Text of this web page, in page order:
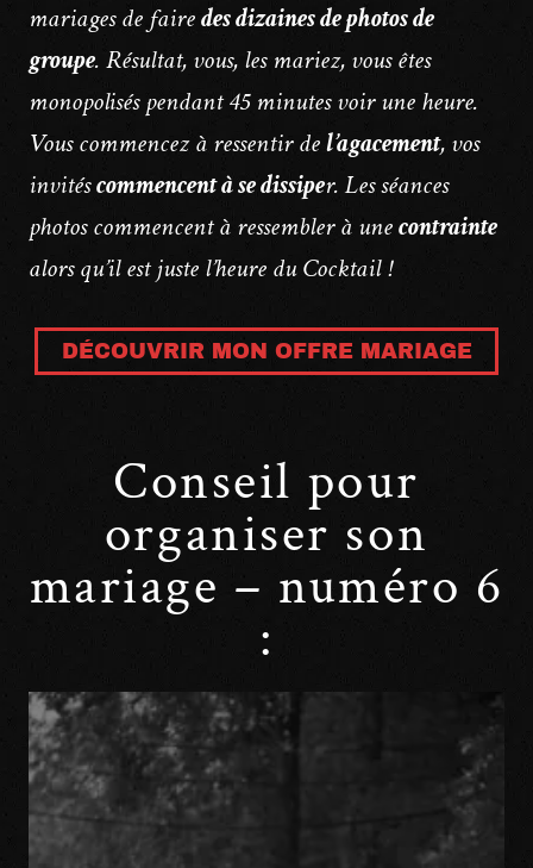
mariages de fairedes dizaines de photos de
groupe. Résultat, vous, les mariez, vous êtes
monopolisés pendant 45 minutes voir une heure.
Vous commencez à ressentir del’agacement, vos
invitéscommencent à se dissiper. Les séances
photos commencent à ressembler à unecontrainte
alors qu’il est juste l’heure du Cocktail !
DÉCOUVRIR MON OFFRE MARIAGE
Conseil pour
organiser son
mariage – numéro 6
: